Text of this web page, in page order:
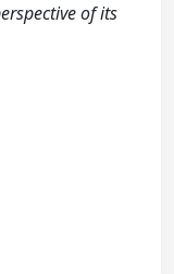
of its